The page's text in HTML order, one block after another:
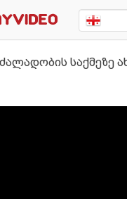
საქმეზე